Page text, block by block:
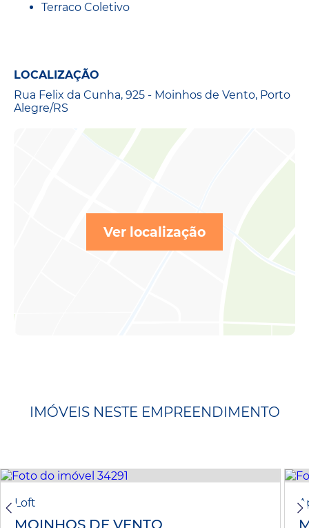
Terraco Coletivo
LOCALIZAÇÃO
Rua Felix da Cunha, 925 - Moinhos de Vento, Porto
Alegre/RS
Ver localização
IMÓVEIS NESTE EMPREENDIMENTO
Loft